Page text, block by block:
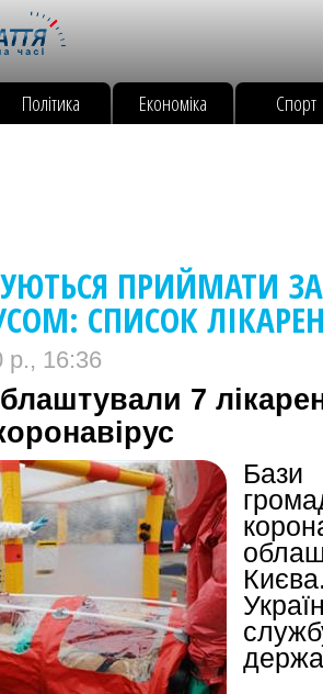
Політика Економіка Спорт
ПРИЙМАТИ
СПИСОК
р., 16:36
7